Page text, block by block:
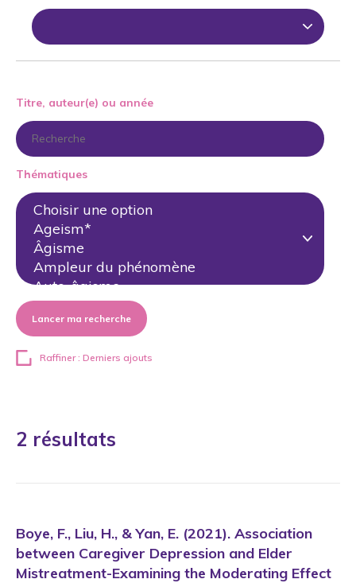
Titre, auteur(e) ou année
Thématiques
Lancer ma recherche
Raffiner : Derniers ajouts
2 résultats
Boye, F., Liu, H., & Yan, E. (2021). Association
between Caregiver Depression and Elder
Mistreatment-Examining the Moderating Effect